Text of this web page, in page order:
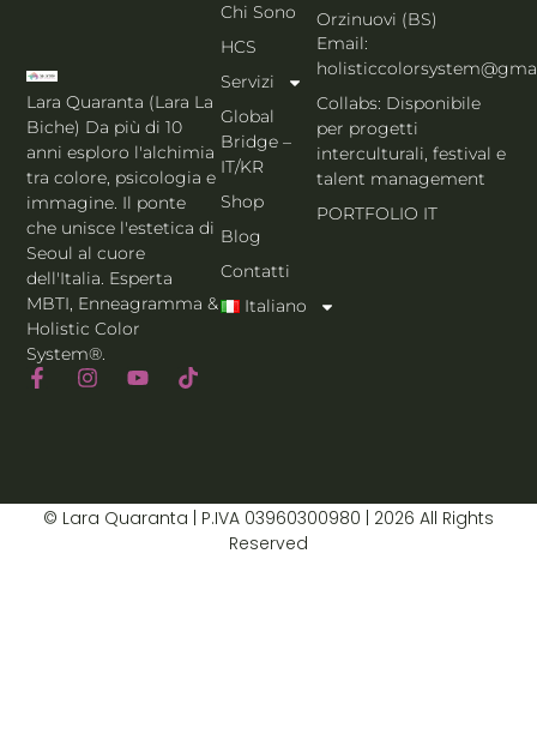
Lara Quaranta (Lara La
Biche) Da più di 10
anni esploro l'alchimia
tra colore, psicologia e
immagine. Il ponte
che unisce l'estetica di
Seoul al cuore
dell'Italia. Esperta
MBTI, Enneagramma &
Holistic Color
System®.
Chi Sono
HCS
Servizi
Global
Bridge –
IT/KR
Shop
Blog
Contatti
Italiano
Orzinuovi (BS)
Email:
Collabs: Disponibile
per progetti
interculturali, festival e
talent management
PORTFOLIO IT
© Lara Quaranta | P.IVA 03960300980 | 2026 All Rights
Reserved